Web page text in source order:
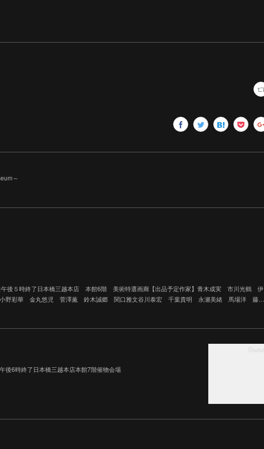
～
午後５時終了日本橋三越本店 本館6階 美術特選画廊【出品予定作家】青木成実 市川光鶴 伊
彩華 金丸悠児 菅澤薫 鈴木誠郷 関口雅文谷川泰宏 千葉貴明 永瀬美緒 馬場洋 藤…
後6時終了日本橋三越本店本館7階催物会場